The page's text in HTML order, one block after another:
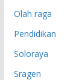
Olah raga
Pendidikan
Soloraya
Sragen